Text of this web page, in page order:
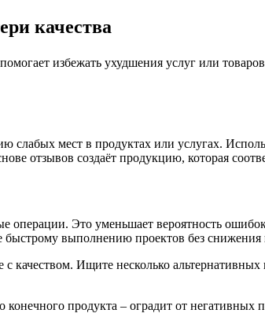
качества
избежать ухудшения услуг или
слабых мест в продуктах или услугах.
отзывов создаёт продукцию, которая
операции. Это уменьшает вероятность
быстрому выполнению проектов без снижения
качеством. Ищите несколько
конечного продукта – оградит от